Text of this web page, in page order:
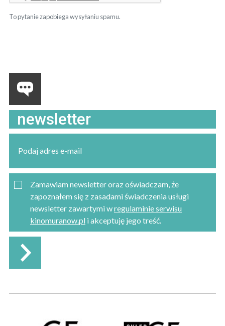
To pytanie zapobiega wysyłaniu spamu.
newsletter
Zamawiam newsletter oraz oświadczam, że
zapoznałem się z zasadami świadczenia usługi
newsletter zawartymi wregulaminie serwisu
kinomuranow.pl i akceptuję jego treść.